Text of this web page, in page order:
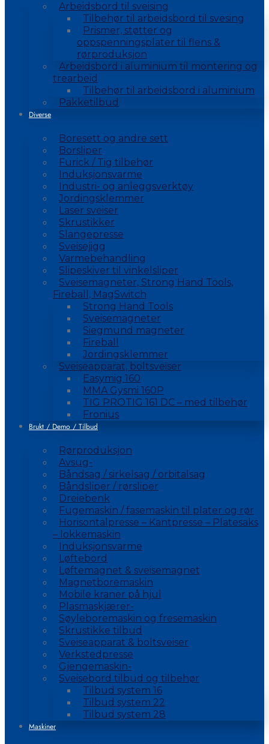
Arbeidsbord til sveising
Tilbehør til arbeidsbord til svesing
Prismer, støtter og
oppspenningsplater til flens &
rørproduksjon
Arbeidsbord i aluminium til montering og
trearbeid
Tilbehør til arbeidsbord i aluminium
Pakketilbud
Diverse
Boresett og andre sett
Borsliper
Furick / Tig tilbehør
Induksjonsvarme
Industri- og anleggsverktøy
Jordingsklemmer
Laser sveiser
Skrustikker
Slangepresse
Sveisejigg
Varmebehandling
Slipeskiver til vinkelsliper
Sveisemagneter, Strong Hand Tools,
Fireball, MagSwitch
Strong Hand Tools
Sveisemagneter
Siegmund magneter
Fireball
Jordingsklemmer
Sveiseapparat, boltsveiser
Easymig 160
MMA Gysmi 160P
TIG PROTIG 161 DC – med tilbehør
Fronius
Brukt / Demo / Tilbud
Rørproduksjon
Avsug-
Båndsag / sirkelsag / orbitalsag
Båndsliper / rørsliper
Dreiebenk
Fugemaskin / fasemaskin til plater og rør
Horisontalpresse – Kantpresse – Platesaks
– lokkemaskin
Induksjonsvarme
Løftebord
Løftemagnet & sveisemagnet
Magnetboremaskin
Mobile kraner på hjul
Plasmaskjærer-
Søyleboremaskin og fresemaskin
Skrustikke tilbud
Sveiseapparat & boltsveiser
Verkstedpresse
Gjengemaskin-
Sveisebord tilbud og tilbehør
Tilbud system 16
Tilbud system 22
Tilbud system 28
Maskiner